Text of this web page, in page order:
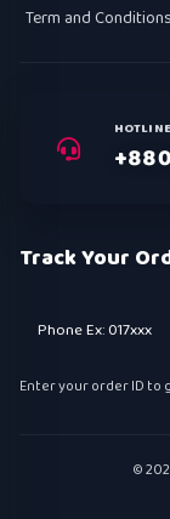
Term and Conditions
Track Your
Enter your order ID to
©